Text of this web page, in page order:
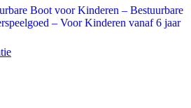
Boot voor Kinderen – Bestuurbare
– Voor Kinderen vanaf 6 jaar